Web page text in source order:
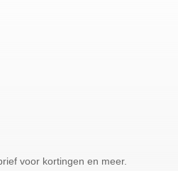
voor kortingen en meer.